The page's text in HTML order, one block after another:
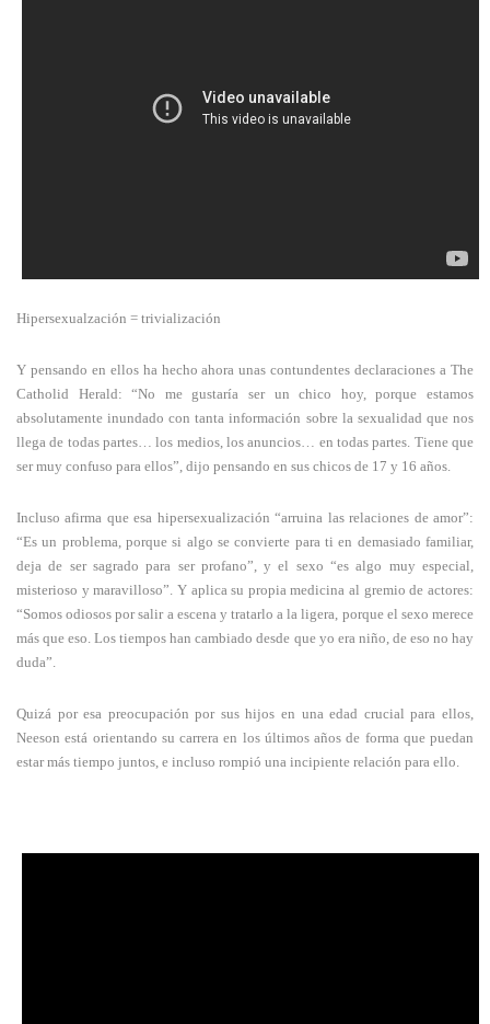
Hipersexualzación = trivialización
Y pensando en ellos ha hecho ahora unas contundentes declaraciones a The
Catholid Herald: “No me gustaría ser un chico hoy, porque estamos
absolutamente inundado con tanta información sobre la sexualidad que nos
llega de todas partes… los medios, los anuncios… en todas partes. Tiene que
ser muy confuso para ellos”, dijo pensando en sus chicos de 17 y 16 años.
Incluso afirma que esa hipersexualización “arruina las relaciones de amor”:
“Es un problema, porque si algo se convierte para ti en demasiado familiar,
deja de ser sagrado para ser profano”, y el sexo “es algo muy especial,
misterioso y maravilloso”. Y aplica su propia medicina al gremio de actores:
“Somos odiosos por salir a escena y tratarlo a la ligera, porque el sexo merece
más que eso. Los tiempos han cambiado desde que yo era niño, de eso no hay
duda”.
Quizá por esa preocupación por sus hijos en una edad crucial para ellos,
Neeson está orientando su carrera en los últimos años de forma que puedan
estar más tiempo juntos, e incluso rompió una incipiente relación para ello.